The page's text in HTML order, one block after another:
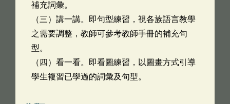
補充詞彙。
（三）講一講。即句型練習，視各族語言教學
之需要調整，教師可參考教師手冊的補充句
型。
（四）看一看。即看圖練習，以圖畫方式引導
學生複習已學過的詞彙及句型。